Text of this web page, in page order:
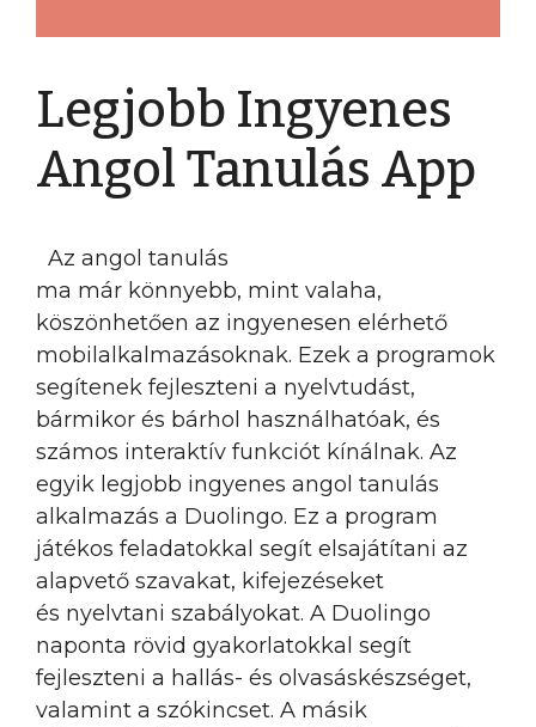
Legjobb Ingyenes
Angol Tanulás App
Az angol tanulás
ma már könnyebb, mint valaha,
köszönhetően az ingyenesen elérhető
mobilalkalmazásoknak. Ezek a programok
segítenek fejleszteni a nyelvtudást,
bármikor és bárhol használhatóak, és
számos interaktív funkciót kínálnak. Az
egyik legjobb ingyenes angol tanulás
alkalmazás a Duolingo. Ez a program
játékos feladatokkal segít elsajátítani az
alapvető szavakat, kifejezéseket
és nyelvtani szabályokat. A Duolingo
naponta rövid gyakorlatokkal segít
fejleszteni a hallás- és olvasáskészséget,
valamint a szókincset. A másik